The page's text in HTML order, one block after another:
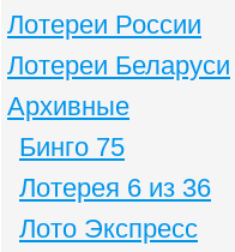
Лотереи России
Лотереи Беларуси
Архивные
Бинго 75
Лотерея 6 из 36
Лото Экспресс